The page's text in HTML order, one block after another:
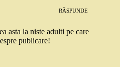
RĂSPUNDE
asta la niste adulti pe care
publicare!